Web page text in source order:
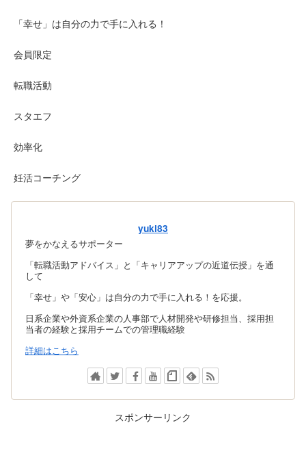
「幸せ」は自分の力で手に入れる！
会員限定
転職活動
スタエフ
効率化
妊活コーチング
yuki83
夢をかなえるサポーター
「転職活動アドバイス」と「キャリアアップの近道伝授」を通
して
「幸せ」や「安心」は自分の力で手に入れる！を応援。
日系企業や外資系企業の人事部で人材開発や研修担当、採用担
当者の経験と採用チームでの管理職経験
詳細はこちら
スポンサーリンク